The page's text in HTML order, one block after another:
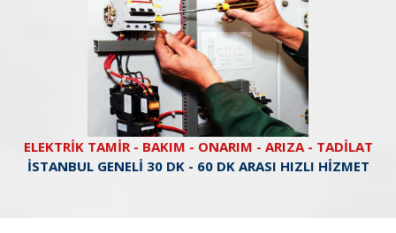
ELEKTRİK TAMİR - BAKIM - ONARIM - ARIZA - TADİLAT
İSTANBUL GENELİ 30 DK - 60 DK ARASI HIZLI HİZMET